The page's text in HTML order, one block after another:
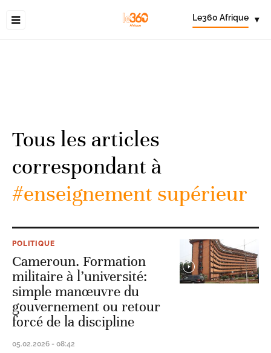
Le360 Afrique ▾
Tous les articles
correspondant à
#enseignement supérieur
POLITIQUE
Cameroun. Formation
militaire à l’université:
simple manœuvre du
gouvernement ou retour
forcé de la discipline
05.02.2026 - 08:42